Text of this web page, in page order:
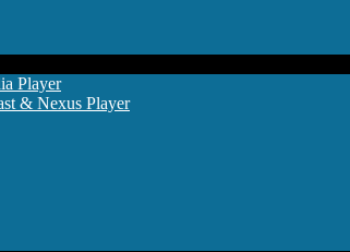
Player
& Nexus Player